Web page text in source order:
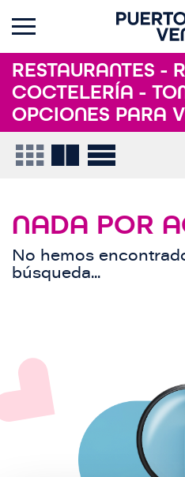
RESTAURANTES -
COCTELERÍA -
OPCIONES PARA
NADA POR
No hemos
búsqueda...